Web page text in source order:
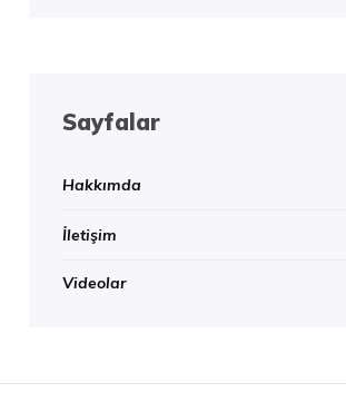
Sayfalar
Hakkımda
İletişim
Videolar